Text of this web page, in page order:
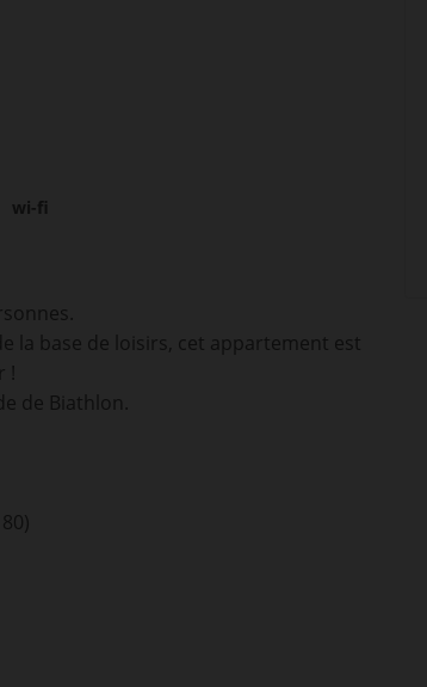
wi-fi
la base de loisirs, cet appartement est
!
de Biathlon.